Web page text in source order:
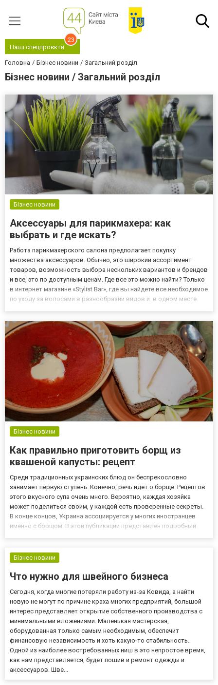
Наші спецпроєкти
23
Головна Бізнес новини Загальний розділ
Бізнес новини / Загальний розділ
Бізнес новини
Аксессуары для парикмахера: как
выбрать и где искать?
Работа парикмахерского салона предполагает покупку
множества аксессуаров. Обычно, это широкий ассортимент
товаров, возможность выбора нескольких вариантов и брендов
и все, это по доступным ценам. Где все это можно найти? Только
в интернет магазине «Stylist Bar», где вы найдете все необходимое
по уходу за волосами в разнообразии видов и в одном месте.
Бізнес новини
Как правильно приготовить борщ из
квашеной капусты: рецепт
Среди традиционных украинских блюд он беспрекословно
занимает первую ступень. Конечно, речь идет о борще. Рецептов
этого вкусного супа очень много. Вероятно, каждая хозяйка
может поделиться своим, у каждой есть проверенные секреты.
В конце концов, Украина ассоциируется у многих иностранцев
именно с борщом. В этой публикации представлен подробный
Бізнес новини
Что нужно для швейного бизнеса
Сегодня, когда многие потеряли работу из-за Ковида, а найти
новую не могут по причине краха многих предприятий, большой
интерес представляет открытие собственного производства с
минимальными вложениями. Маленькая мастерская,
оборудованная только самым необходимым, обеспечит
финансовую независимость и хоть какую-то стабильность.
Одной из наиболее востребованных ниш в это непростое время,
как нам представляется, будет пошив и ремонт одежды и
аксессуаров. Шве...